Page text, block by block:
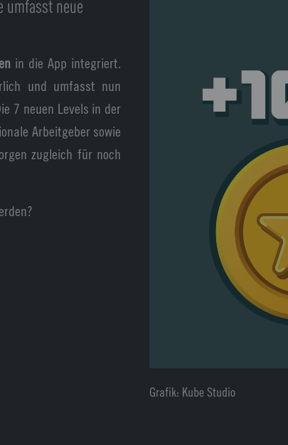
umfasst neue
in die App integriert.
und umfasst nun
7 neuen Levels in der
Arbeitgeber sowie
zugleich für noch
Grafik: Kube Studio